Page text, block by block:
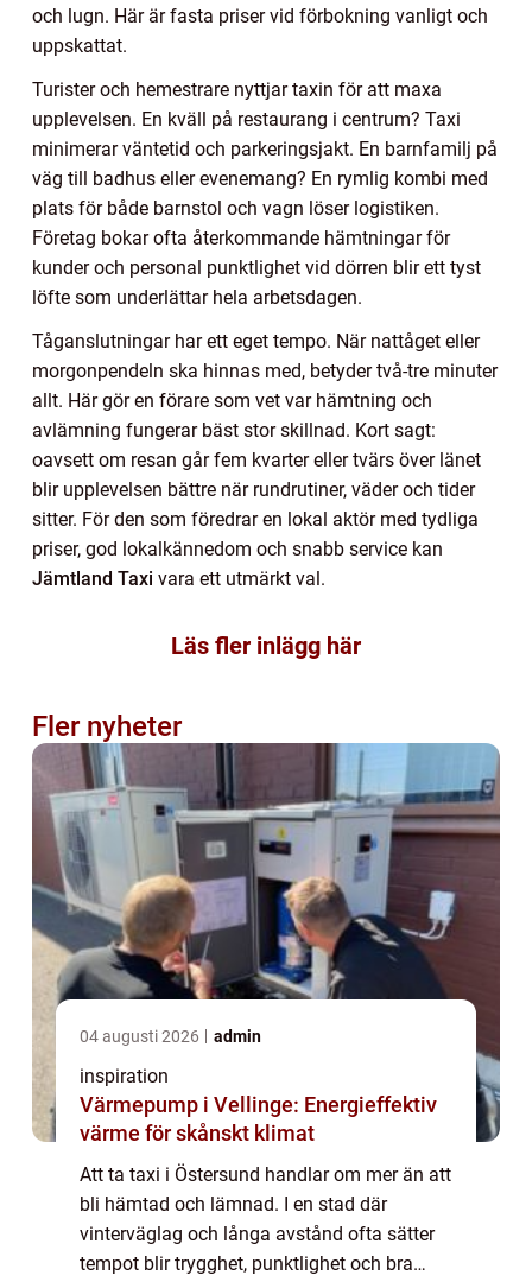
och lugn. Här är fasta priser vid förbokning vanligt och
uppskattat.
Turister och hemestrare nyttjar taxin för att maxa
upplevelsen. En kväll på restaurang i centrum? Taxi
minimerar väntetid och parkeringsjakt. En barnfamilj på
väg till badhus eller evenemang? En rymlig kombi med
plats för både barnstol och vagn löser logistiken.
Företag bokar ofta återkommande hämtningar för
kunder och personal punktlighet vid dörren blir ett tyst
löfte som underlättar hela arbetsdagen.
Tåganslutningar har ett eget tempo. När nattåget eller
morgonpendeln ska hinnas med, betyder två-tre minuter
allt. Här gör en förare som vet var hämtning och
avlämning fungerar bäst stor skillnad. Kort sagt:
oavsett om resan går fem kvarter eller tvärs över länet
blir upplevelsen bättre när rundrutiner, väder och tider
sitter. För den som föredrar en lokal aktör med tydliga
priser, god lokalkännedom och snabb service kan
Jämtland Taxi vara ett utmärkt val.
Läs fler inlägg här
Fler nyheter
04 augusti 2026 admin
inspiration
Värmepump i Vellinge: Energieffektiv
värme för skånskt klimat
Att ta taxi i Östersund handlar om mer än att
bli hämtad och lämnad. I en stad där
vinterväglag och långa avstånd ofta sätter
tempot blir trygghet, punktlighet och bra